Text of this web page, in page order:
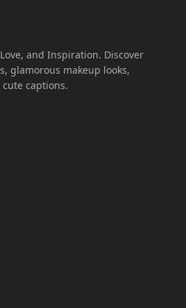
and Inspiration. Discover
glamorous makeup looks,
captions.